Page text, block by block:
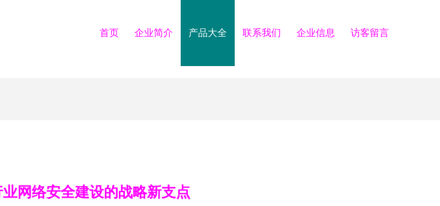
首页 企业简介 产品大全 联系我们 企业信息 访客留言
网络安全建设的战略新支点